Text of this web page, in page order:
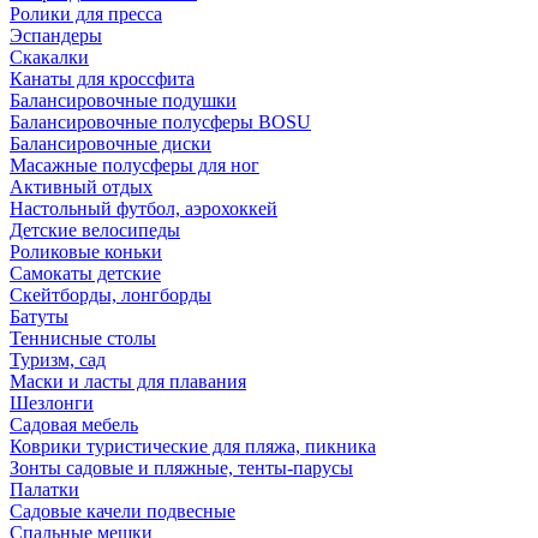
Ролики для пресса
Эспандеры
Скакалки
Канаты для кроссфита
Балансировочные подушки
Балансировочные полусферы BOSU
Балансировочные диски
Масажные полусферы для ног
Активный отдых
Настольный футбол, аэрохоккей
Детские велосипеды
Роликовые коньки
Самокаты детские
Скейтборды, лонгборды
Батуты
Теннисные столы
Туризм, сад
Маски и ласты для плавания
Шезлонги
Садовая мебель
Коврики туристические для пляжа, пикника
Зонты садовые и пляжные, тенты-парусы
Палатки
Садовые качели подвесные
Спальные мешки